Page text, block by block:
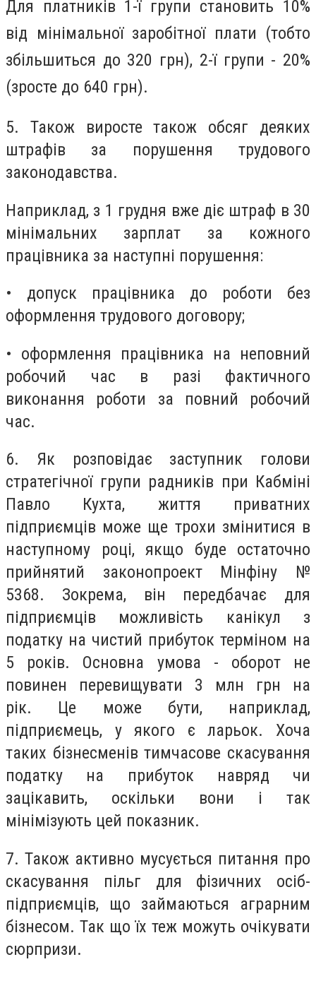
Для платників 1-ї групи становить 10%
від мінімальної заробітної плати (тобто
збільшиться до 320 грн), 2-ї групи - 20%
(зросте до 640 грн).
5. Також виросте також обсяг деяких
штрафів за порушення трудового
законодавства.
Наприклад, з 1 грудня вже діє штраф в 30
мінімальних зарплат за кожного
працівника за наступні порушення:
• допуск працівника до роботи без
оформлення трудового договору;
• оформлення працівника на неповний
робочий час в разі фактичного
виконання роботи за повний робочий
час.
6. Як розповідає заступник голови
стратегічної групи радників при Кабміні
Павло Кухта, життя приватних
підприємців може ще трохи змінитися в
наступному році, якщо буде остаточно
прийнятий законопроект Мінфіну №
5368. Зокрема, він передбачає для
підприємців можливість канікул з
податку на чистий прибуток терміном на
5 років. Основна умова - оборот не
повинен перевищувати 3 млн грн на
рік. Це може бути, наприклад,
підприємець, у якого є ларьок. Хоча
таких бізнесменів тимчасове скасування
податку на прибуток навряд чи
зацікавить, оскільки вони і так
мінімізують цей показник.
7. Також активно мусується питання про
скасування пільг для фізичних осіб-
підприємців, що займаються аграрним
бізнесом. Так що їх теж можуть очікувати
сюрпризи.